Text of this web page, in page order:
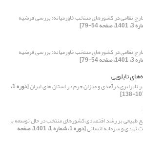
نظامی در کشورهای منتخب خاورمیانه: بررسی فرضیه
نظامی در کشورهای منتخب خاورمیانه: بررسی فرضیه
تابلویی
نابرابری درآمدی و میزان جرم در استان های ایران [دوره 1،
طبیعی بر رشد اقتصادی کشورهای منتخب در حال توسعه با
و سرمایه انسانی [دوره 1، شماره 1، 1401، صفحه